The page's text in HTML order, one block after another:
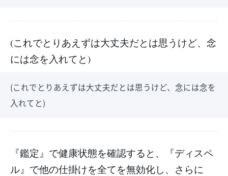
(これでとりあえずは大丈夫だとは思うけど、念
には念を入れてと)
(これでとりあえずは大丈夫だとは思うけど、念には念を
入れてと)
『鑑定』で健康状態を確認すると、『ディスペ
ル』で他の仕掛けを全てを無効化し、さらに